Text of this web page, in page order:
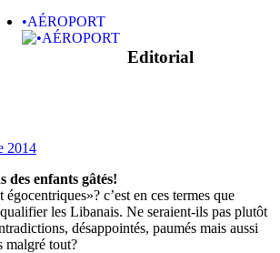
•AÉROPORT
Editorial
des enfants gâtés!
égocentriques»? c’est en ces termes que
les Libanais. Ne seraient-ils pas plutôt
désappointés, paumés mais aussi
malgré tout?